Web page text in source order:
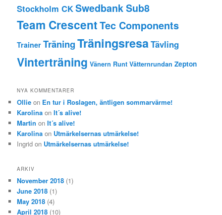
Stockholm CKSwedbank Sub8
Team CrescentTec Components
Trainer TräningTräningsresaTävling
Vinterträning Vänern Runt Vätternrundan Zepton
NYA KOMMENTARER
Ollie on En tur i Roslagen, äntligen sommarvärme!
Karolina onIt´s alive!
Martin onIt´s alive!
Karolina on Utmärkelsernas utmärkelse!
Ingrid on Utmärkelsernas utmärkelse!
ARKIV
November 2018 (1)
June 2018 (1)
May 2018 (4)
April 2018 (10)